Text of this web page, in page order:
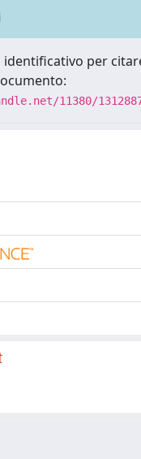
identificativo per
11380/